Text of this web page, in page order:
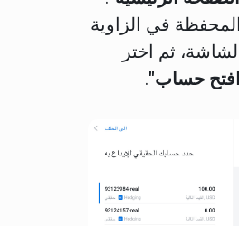
في الزاوية
ثم اختر
حساب".